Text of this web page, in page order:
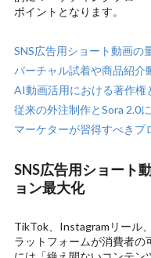
ポイントとなります。
SNS広告用ショート動画の
バーチャル試着や商品紹介
AI動画活用における著作権
従来の外注制作とSora 2.0
マーケターが習得すべきプ
SNS広告用ショート
ョン最大化
TikTok、Instagramリール
ラットフォームが消費者の